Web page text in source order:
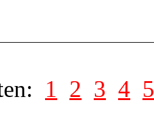
1 2 3 4 5